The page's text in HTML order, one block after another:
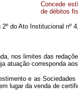
Concede
de débitos
do Ato Institucional nº
limites das
atuação corresponda
e as
lugar da venda de